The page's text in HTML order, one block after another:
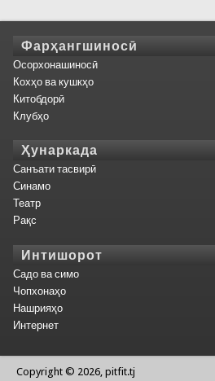
Фарҳангшиносӣ
Осорхонашиносӣ
Кохҳо ва кушкҳо
Китобдорӣ
Клубҳо
Ҳунаркада
Санъати тасвирӣ
Синамо
Театр
Рақс
Интишорот
Садо ва симо
Чопхонаҳо
Нашрияҳо
Интернет
Copyright © 2026, pitfit.tj